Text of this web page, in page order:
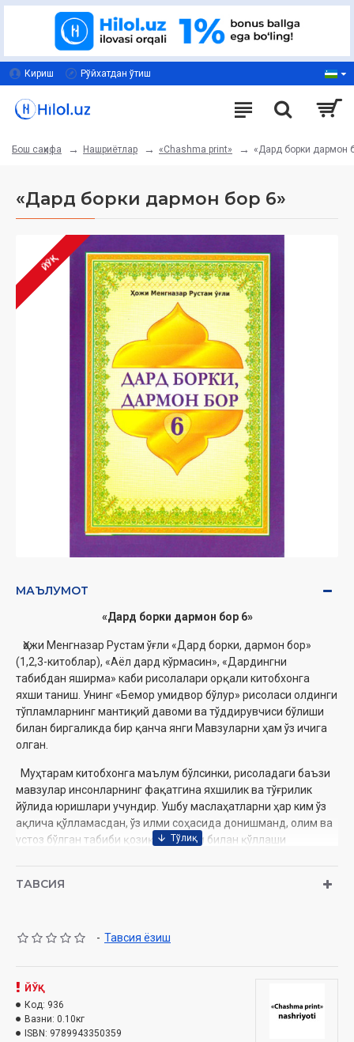
Кириш Рўйхатдан ўтиш
Бош саҳифа Нашриётлар «Chashma print» «Дард борки дармон
«Дард борки дармон бор 6»
ЙЎҚ
МАЪЛУМОТ
«Дард борки дармон бор 6»
Ҳожи Менгназар Рустам ўғли «Дард борки, дармон бор»
(1,2,3-китоблар), «Аёл дард кўрмасин», «Дардингни
табибдан яширма» каби рисолалари орқали китобхонга
яхши таниш. Унинг «Бемор умидвор бўлур» рисоласи олдинги
тўпламларнинг мантиқий давоми ва тўддирувчиси бўлиши
билан биргаликда бир қанча янги Мавзуларни ҳам ўз ичига
олган.
Муҳтарам китобхонга маълум бўлсинки, рисоладаги баъзи
мавзулар инсонларнинг фақатгина яхшилик ва тўғрилик
йўлида юришлари учундир. Ушбу маслаҳатларни ҳар ким ўз
ақлича қўлламасдан, ўз илми соҳасида донишманд, олим ва
устоз бўлган табиби қозиқ тавсияси билан қўллаши
Шояд, эзгу сўзу интилиш сабаб
Муаллиф:
Номи:
«Дард борки дармон бор 6»
Нашриёт:«Chashma print»
ТАВСИЯ
- Тавсия ёзиш
ЙЎҚ
Код: 936
Вазни: 0.10кг
ISBN: 9789943350359